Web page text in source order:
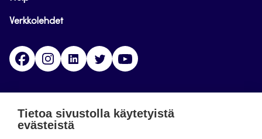
Verkkolehdet
FacebookInstagramLinkedinTwitter
Tietoa sivustolla käytetyistä
evästeistä